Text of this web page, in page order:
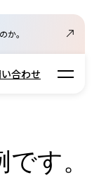
か。
合わせ Open
す。